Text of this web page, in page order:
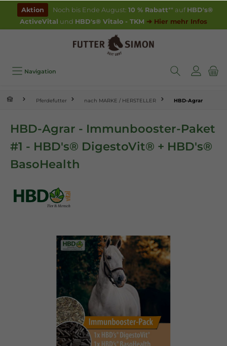
springen
Aktion Noch bis Ende August: 10 % Rabatt** auf HBD's®
ActiveVital und HBD's® Vitalo - TKM ➔ Hier mehr Infos
Navigation
Pferdefutter nach MARKE / HERSTELLER HBD-Agrar
HBD-Agrar - Immunbooster-Paket
#1 - HBD's® DigestoVit® + HBD's®
BasoHealth